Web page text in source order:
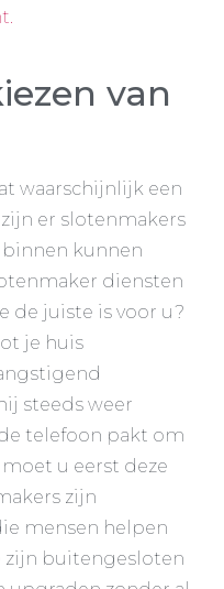
van
waarschijnlijk een
er slotenmakers
kunnen
diensten
de juiste is voor u?
je huis
steeds weer
telefoon pakt om
u eerst deze
zijn
mensen helpen
zijn buitengesloten